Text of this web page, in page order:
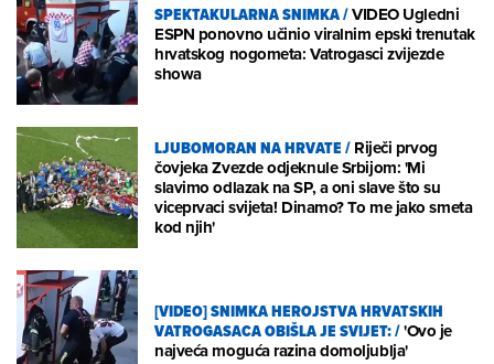
SPEKTAKULARNA SNIMKA/VIDEO Ugledni
ESPN ponovno učinio viralnim epski trenutak
hrvatskog nogometa: Vatrogasci zvijezde
showa
LJUBOMORAN NA HRVATE/Riječi prvog
čovjeka Zvezde odjeknule Srbijom: 'Mi
slavimo odlazak na SP, a oni slave što su
viceprvaci svijeta! Dinamo? To me jako smeta
kod njih'
[VIDEO] SNIMKA HEROJSTVA HRVATSKIH
VATROGASACA OBIŠLA JE SVIJET:/'Ovo je
najveća moguća razina domoljublja'